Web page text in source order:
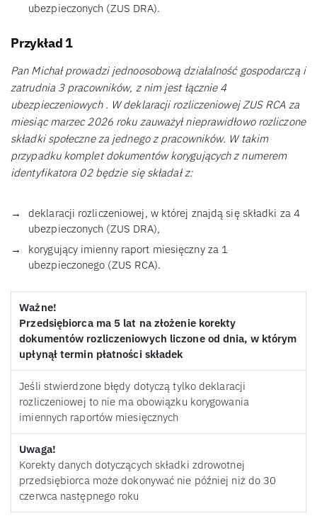
ubezpieczonych (ZUS DRA).
Przykład 1
Pan Michał prowadzi jednoosobową działalność gospodarczą i
zatrudnia 3 pracowników, z nim jest łącznie 4
ubezpieczeniowych . W deklaracji rozliczeniowej ZUS RCA za
miesiąc marzec 2026 roku zauważył nieprawidłowo rozliczone
składki społeczne za jednego z pracowników. W takim
przypadku komplet dokumentów korygujących z numerem
identyfikatora 02 będzie się składał z:
deklaracji rozliczeniowej, w której znajdą się składki za 4
ubezpieczonych (ZUS DRA),
korygujący imienny raport miesięczny za 1
ubezpieczonego (ZUS RCA).
Ważne!
Przedsiębiorca ma 5 lat na złożenie korekty
dokumentów rozliczeniowych liczone od dnia, w którym
upłynął termin płatności składek
Jeśli stwierdzone błędy dotyczą tylko deklaracji
rozliczeniowej to nie ma obowiązku korygowania
imiennych raportów miesięcznych
Uwaga!
Korekty danych dotyczących składki zdrowotnej
przedsiębiorca może dokonywać nie później niż do 30
czerwca następnego roku